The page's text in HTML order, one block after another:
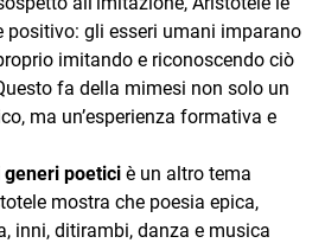
positivo: gli esseri umani imparano
imitando e riconoscendo ciò
fa della mimesi non solo un
ma un’esperienza formativa e
poetici è un altro tema
mostra che poesia epica,
inni, ditirambi, danza e musica